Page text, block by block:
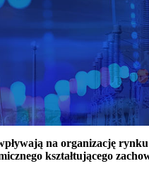
na organizację
kształtującego